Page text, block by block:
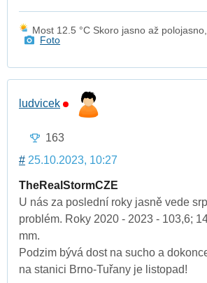
Most 12.5 °C Skoro jasno až
Foto
ludvicek
163
# 25.10.2023, 10:27
TheRealStormCZE
U nás za poslední roky jasně vede
problém. Roky 2020 - 2023 - 103,6;
mm.
Podzim bývá dost na sucho a
na stanici Brno-Tuřany je listopad!